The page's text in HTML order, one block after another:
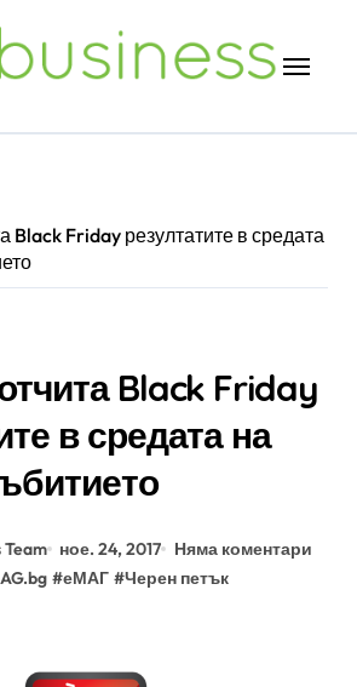
Black Friday резултатите в средата
Black Friday
в средата на
Team ное. 24, 2017
Няма коментари
#еМАГ #Черен петък